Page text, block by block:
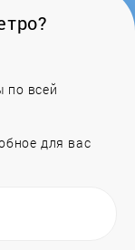
по всей
для вас